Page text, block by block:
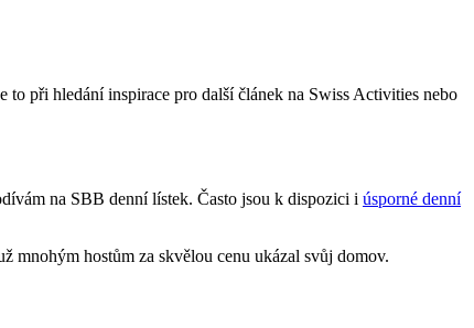
při hledání inspirace pro další článek na Swiss Activities nebo
na SBB denní lístek. Často jsou k dispozici i úsporné denní
mnohým hostům za skvělou cenu ukázal svůj domov.